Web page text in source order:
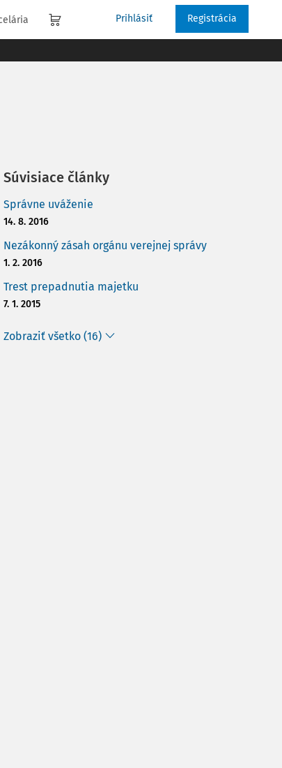
Prihlásiť Registrácia
Súvisiace články
Správne uváženie
14. 8. 2016
Nezákonný zásah orgánu verejnej správy
1. 2. 2016
Trest prepadnutia majetku
7. 1. 2015
Zobraziť všetko (16)